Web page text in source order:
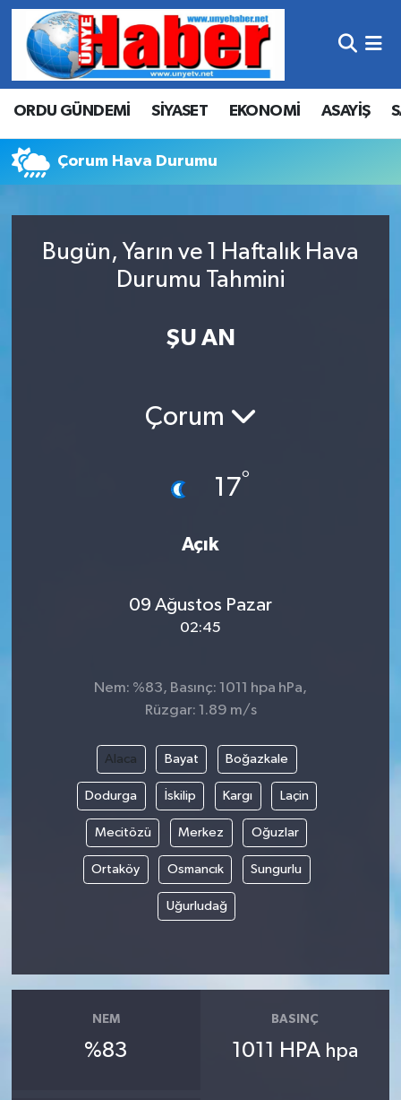
ORDU GÜNDEMİ SİYASET EKONOMİ ASAYİŞ
Çorum Hava Durumu
Bugün, Yarın ve 1 Haftalık Hava
Durumu Tahmini
ŞU AN
Çorum
17°
Açık
09 Ağustos Pazar
02:45
Nem: %83, Basınç: 1011 hpa hPa,
Rüzgar: 1.89 m/s
Alaca Bayat Boğazkale
Dodurga İskilip Kargı Laçin
Mecitözü Merkez Oğuzlar
Ortaköy Osmancık Sungurlu
Uğurludağ
NEM
%83
BASINÇ
1011 HPA hpa
Hava Durumu
Trafik Durumu
Süper Lig Puan Durumu ve Fikstür
Son Dakika Haberleri